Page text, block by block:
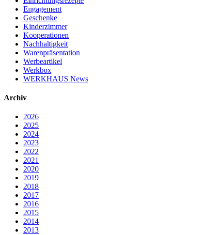
Engagement
Geschenke
Kinderzimmer
Kooperationen
Nachhaltigkeit
Warenpräsentation
Werbeartikel
Werkbox
WERKHAUS News
Archiv
2026
2025
2024
2023
2022
2021
2020
2019
2018
2017
2016
2015
2014
2013